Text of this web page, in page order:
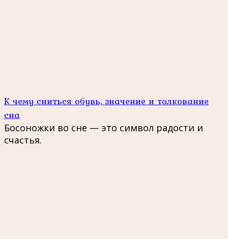
К чему сниться обувь, значение и толкование
сна
Босоножки во сне — это символ радости и
счастья.